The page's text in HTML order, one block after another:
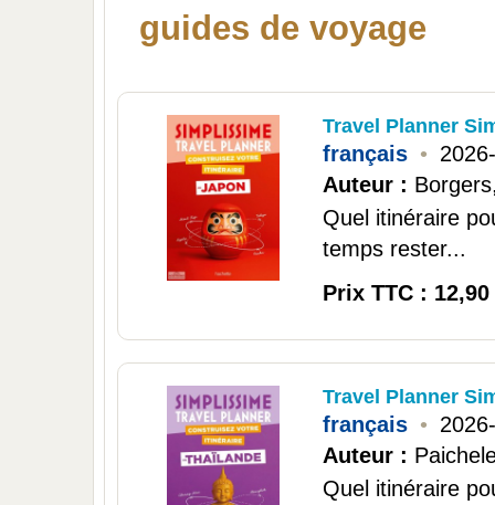
guides de voyage
Travel Planner
français •
Auteur :
Quel itinéraire
temps rester...
Prix TTC : 12,90
Travel Planner
français •
Auteur :
Quel itinéraire